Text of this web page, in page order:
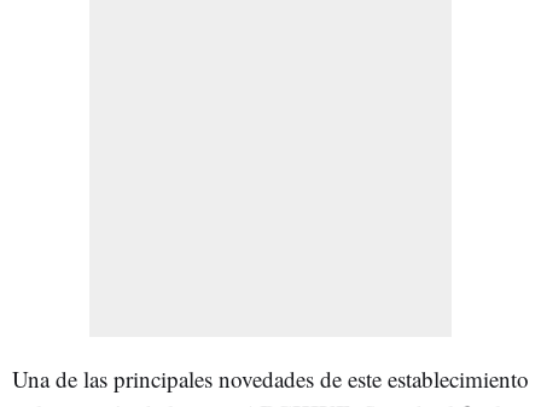
Una de las principales novedades de este establecimiento